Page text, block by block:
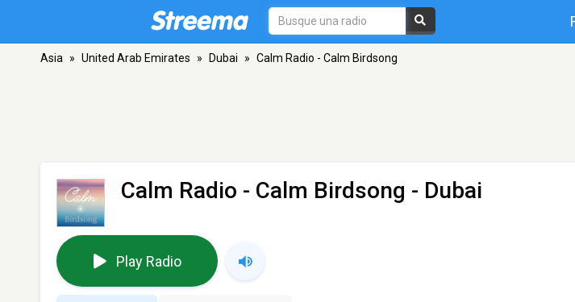
Asia » United Arab Emirates » Dubai » Calm Radio - Calm Birdsong
Calm Radio - Calm Birdsong - Dubai
Play Radio